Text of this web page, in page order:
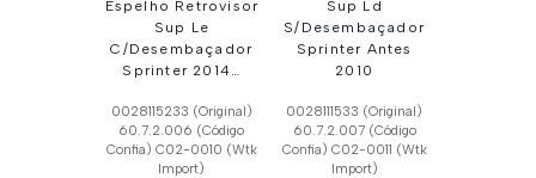
Espelho Retrovisor
Sup Le
C/Desembaçador
Sprinter 2014…
0028115233 (Original)
60.7.2.006 (Código
Confia) C02-0010 (Wtk
Import)
Sup Ld
S/Desembaçador
Sprinter Antes
2010
0028111533 (Original)
60.7.2.007 (Código
Confia) C02-0011 (Wtk
Import)